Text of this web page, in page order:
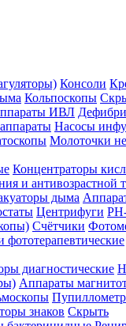
Консоли
Кольпоскопы
ИВЛ
Насосы
Молоточки
Концентраторы
и антивозрастной
дыма
Центрифуги
Счётчики
фототерапевтические
диагностические
Аппараты
знаков Скрыть